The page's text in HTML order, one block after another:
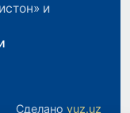
и
Сделано yuz.uz